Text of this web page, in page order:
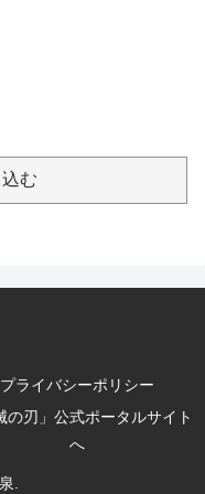
む
プライバシーポリシー
の刃」公式ポータルサイト
へ
.